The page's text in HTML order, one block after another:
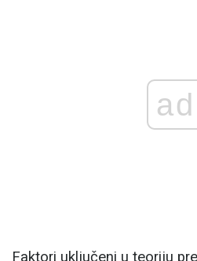
ad
Faktori uključeni u teoriju